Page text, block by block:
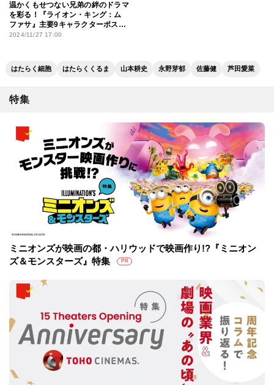
温かくもせつない兄弟の絆のドラマ
を彩る！『ライオン・キング：ム
ファサ』主要9キャラクターポス
ター
2024/11/27 17:00
はたらく細胞 はたらくくるま 山本耕史 永野芽郁 佐藤健 芦田愛菜
特集
ミニオンズが映画の都・ハリウッドで映画作り!?『ミニオン
ズ＆モンスターズ』特集
PR